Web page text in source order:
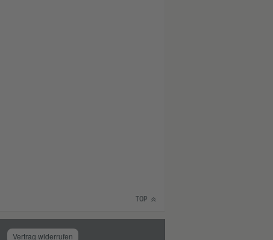
TOP
Vertrag widerrufen